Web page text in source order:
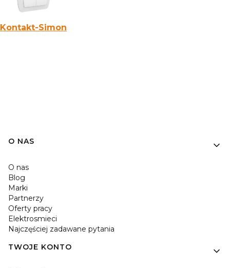
Kontakt-Simon
O NAS
O nas
Blog
Marki
Partnerzy
Oferty pracy
Elektrosmieci
Najczęściej zadawane pytania
TWOJE KONTO